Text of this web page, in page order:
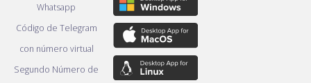
Whatsapp
Código de Telegram
con número virtual
Segundo Número de